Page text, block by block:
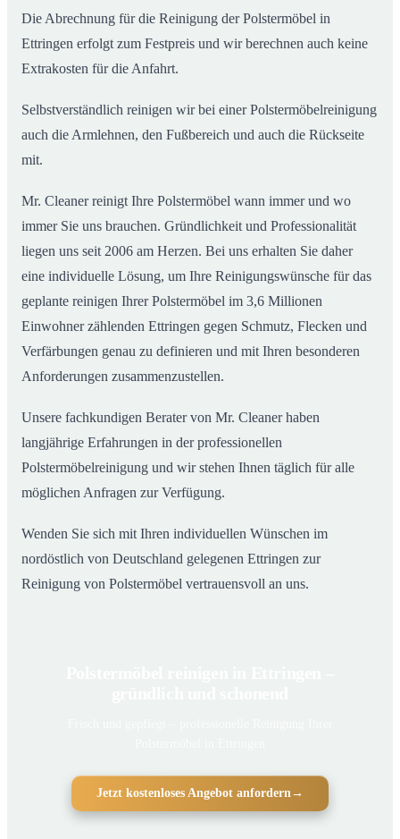
Die Abrechnung für die Reinigung der Polstermöbel in
Ettringen erfolgt zum Festpreis und wir berechnen auch keine
Extrakosten für die Anfahrt.
Selbstverständlich reinigen wir bei einer Polstermöbelreinigung
auch die Armlehnen, den Fußbereich und auch die Rückseite
mit.
Mr. Cleaner reinigt Ihre Polstermöbel wann immer und wo
immer Sie uns brauchen. Gründlichkeit und Professionalität
liegen uns seit 2006 am Herzen. Bei uns erhalten Sie daher
eine individuelle Lösung, um Ihre Reinigungswünsche für das
geplante reinigen Ihrer Polstermöbel im 3,6 Millionen
Einwohner zählenden Ettringen gegen Schmutz, Flecken und
Verfärbungen genau zu definieren und mit Ihren besonderen
Anforderungen zusammenzustellen.
Unsere fachkundigen Berater von Mr. Cleaner haben
langjährige Erfahrungen in der professionellen
Polstermöbelreinigung und wir stehen Ihnen täglich für alle
möglichen Anfragen zur Verfügung.
Wenden Sie sich mit Ihren individuellen Wünschen im
nordöstlich von Deutschland gelegenen Ettringen zur
Reinigung von Polstermöbel vertrauensvoll an uns.
Jetzt kostenloses Angebot anfordern→